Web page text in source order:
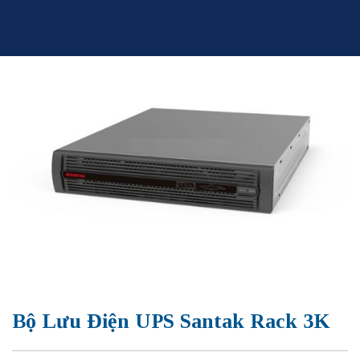
Bộ Lưu Điện UPS Santak Rack 3K